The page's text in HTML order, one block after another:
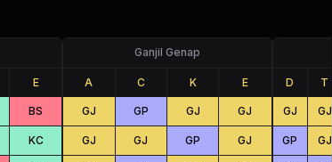
E
BS
KC
Ganjil Genap
A C K E
GJ GP GJ GJ
GJ GJ GP GJ
D T
GJ GJ
GP GJ